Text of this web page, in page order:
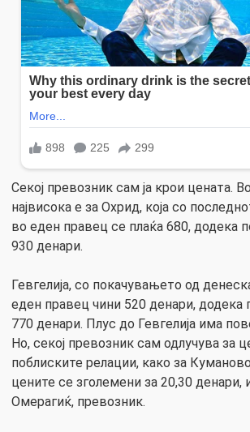
Секој превозник сам ја крои цената.
највисока е за Охрид, која со
во еден правец се плаќа 680, додека
930 денари.
Гевгелија, со покачувањето од
еден правец чини 520 денари, додека
770 денари. Плус до Гевгелија има
Но, секој превозник сам одлучува за
поблиските релации, како за
цените се зголемени за 20,30 денари,
Омерагиќ, превозник.